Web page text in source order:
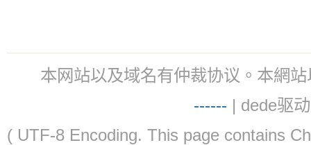
本网站以及域名有仲裁协议。本網
------ | dede驱
( UTF-8 Encoding. This page contains